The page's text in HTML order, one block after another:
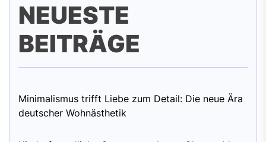
NEUESTE
BEITRÄGE
Minimalismus trifft Liebe zum Detail: Die neue Ära
deutscher Wohnästhetik